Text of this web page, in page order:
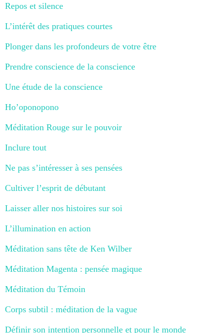
Repos et silence
L’intérêt des pratiques courtes
Plonger dans les profondeurs de votre être
Prendre conscience de la conscience
Une étude de la conscience
Ho’oponopono
Méditation Rouge sur le pouvoir
Inclure tout
Ne pas s’intéresser à ses pensées
Cultiver l’esprit de débutant
Laisser aller nos histoires sur soi
L’illumination en action
Méditation sans tête de Ken Wilber
Méditation Magenta : pensée magique
Méditation du Témoin
Corps subtil : méditation de la vague
Définir son intention personnelle et pour le monde